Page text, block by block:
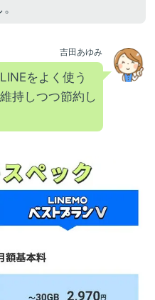
吉田あゆみ
をよく使う
持しつつ節約し